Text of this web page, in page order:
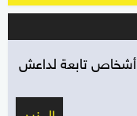
الداخلية السورية: توقيف خلية من 9 أشخاص تابعة لداعش